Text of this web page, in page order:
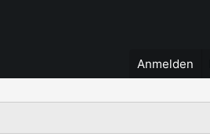
Anmelden